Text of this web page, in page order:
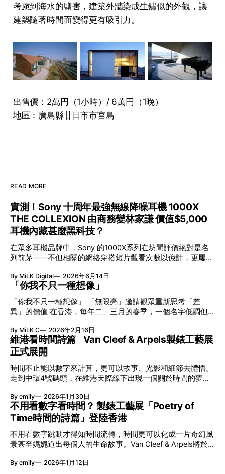
考慮到海水的鹽害，建築外牆染成生鏽似的外觀，讓
建築隨著時間而變得更有吸引力。
出售價：2萬円（1小時）/ 6萬円（1晚）
地區：廣島縣廿日市市宮島
READ MORE
實測！Sony 十周年最強無線降噪耳機 1000X
THE COLLEXION 由商務變林家謙 價值$5,000
耳機內藏甚麼黑科技？
在眾多耳機品牌中，Sony 的1000X系列在坊間評價絕對是名
列前茅——不但相關的網絡穿搭短片觀看次數以億計，更屢獲
VGP 金獎，也是 Amazon 折扣日的大熱推介。
By MiLK Digital 2026年6月14日
「你我不只一種想像」
「你我不只一種想像」 「無限亮」邀請觀眾重新思考「差
異」的價值 在香港，每年二、三月的春季，一個名字低調但
節與香港賽馬會慈善信託基金聯合呈獻，以共融藝術為核心，
八年來不只是帶來無數來自世界各地的優秀節目，更致力於在
本地建立屬於香港的共融創作生態。今年更首度與本地兩大旗
艦藝團強強聯手打造兩部深具意義的作品《遊延》及《弦上光
影》，展開一場前所未有的藝術對話，擦下多元藝術下的流動
能量，全面開展一場無界限嘅藝術旅程。 第八屆「無限亮」
以「你我不只一種想像」為題，從共融角度重新思索「差異」
的價值。不同能力人士是社會多樣性的一部分。每人皆擁有
「不同」能力與特質，當我們一齊生活、一齊創作、互相啟
發，偏見與界線，也自然被藝術溶化。 「無限亮」2026精彩
節目包括: 2月27日至3月1日：帕拉管弦樂團《無邊狂想曲》/
音樂‧舞蹈 (開幕節目) 2月28日至3月1日：
By MiLK C 2026年2月16日
維港看時間詩篇 Van Cleef & Arpels製錶工藝展
正式展開
時間不止能以數字來計算，更可以故事、光影和細節去體悟。
走到中環4號碼頭，在維港天際線下出現一個關於時間的夢幻
覽。由即日至2月8日期間舉行，世家把一貫低調精緻的製錶語
言搬離傳統店舖，放進公共場域，讓時間不只是腕上的個人物
件，而是一場可以與他人一同經歷的詩意旅程。 在碼頭打開
「時間詩集」 走進展場尤如翻開一本時間詩集，藉由不同主
題呈現時間的無限想像。Van Cleef & Arpels的腕錶從來不是
由單純的機械與數字堆砌，更像是腕上的動人故事。 世家以
精湛的製錶技術與敘事美學為核心，讓每一枚腕錶都超越單純
報時的功能，而是把稍縱即逝的瞬間凝結成可以反覆閱讀的畫
By emily 2026年1月30日
不用看數字看時間？ 製錶工藝展「Poetry of
Time時間的詩篇」登陸香港
不用看數字跳動才得知時間流轉，時間更可以化成一片奇幻風
景甚至娓娓道出每個人的生命故事。Van Cleef & Arpels將於1
詩篇」展覽，邀請大家走進由愛情故事、詩意星象、迷人自然
By emily 2026年1月12日